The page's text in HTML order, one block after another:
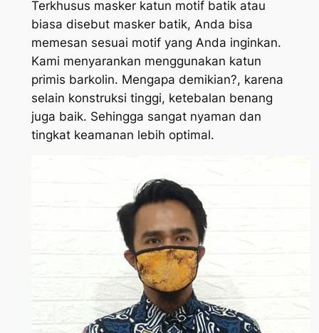
Terkhusus masker katun motif batik atau
biasa disebut masker batik, Anda bisa
memesan sesuai motif yang Anda inginkan.
Kami menyarankan menggunakan katun
primis barkolin. Mengapa demikian?, karena
selain konstruksi tinggi, ketebalan benang
juga baik. Sehingga sangat nyaman dan
tingkat keamanan lebih optimal.